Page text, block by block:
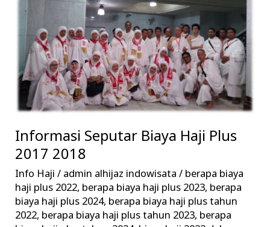
Informasi Seputar Biaya Haji Plus
2017 2018
Info Haji / admin alhijaz indowisata/ berapa biaya
haji plus 2022, berapa biaya haji plus 2023, berapa
biaya haji plus 2024, berapa biaya haji plus tahun
2022, berapa biaya haji plus tahun 2023, berapa
2018